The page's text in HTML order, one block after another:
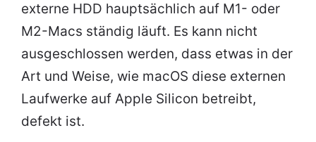
externe HDD hauptsächlich auf M1- oder
M2-Macs ständig läuft. Es kann nicht
ausgeschlossen werden, dass etwas in der
Art und Weise, wie macOS diese externen
Laufwerke auf Apple Silicon betreibt,
defekt ist.